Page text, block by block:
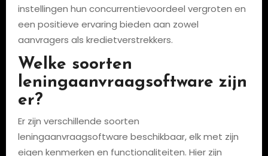
instellingen hun concurrentievoordeel vergroten en
een positieve ervaring bieden aan zowel
aanvragers als kredietverstrekkers.
Welke soorten
leningaanvraagsoftware zijn
er?
Er zijn verschillende soorten
leningaanvraagsoftware beschikbaar, elk met zijn
eigen kenmerken en functionaliteiten. Hier zijn